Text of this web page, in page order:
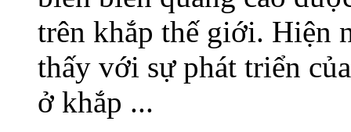
trên khắp thế giới. Hiện
thấy với sự phát triển
ở khắp ...